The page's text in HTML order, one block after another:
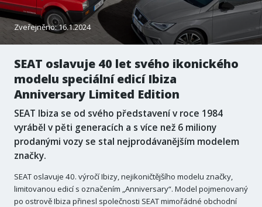
Zveřejněno: 16.1.2024
SEAT oslavuje 40 let svého ikonického
modelu speciální edicí Ibiza
Anniversary Limited Edition
SEAT Ibiza se od svého představení v roce 1984
vyráběl v pěti generacích a s více než 6 miliony
prodanými vozy se stal nejprodávanějším modelem
značky.
SEAT oslavuje 40. výročí Ibizy, nejikoničtějšího modelu značky,
limitovanou edicí s označením „Anniversary“. Model pojmenovaný
po ostrově Ibiza přinesl společnosti SEAT mimořádné obchodní